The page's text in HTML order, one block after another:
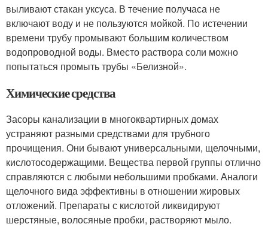
выливают стакан уксуса. В течение получаса не
включают воду и не пользуются мойкой. По истечении
времени трубу промывают большим количеством
водопроводной воды. Вместо раствора соли можно
попытаться промыть трубы «Белизной».
Химические средства
Засоры канализации в многоквартирных домах
устраняют разными средствами для трубного
прочищения. Они бывают универсальными, щелочными,
кислотосодержащими. Вещества первой группы отлично
справляются с любыми небольшими пробками. Аналоги
щелочного вида эффективны в отношении жировых
отложений. Препараты с кислотой ликвидируют
шерстяные, волосяные пробки, растворяют мыло.